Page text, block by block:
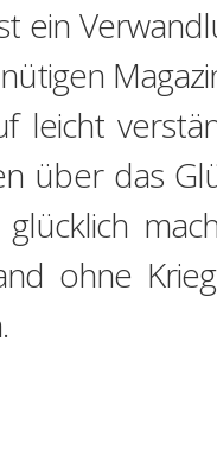
ein
leicht
über das
ohne